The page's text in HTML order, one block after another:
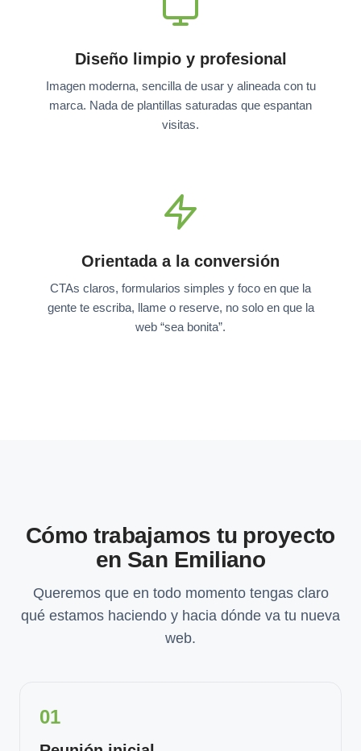
Diseño limpio y profesional
Imagen moderna, sencilla de usar y alineada con tu
marca. Nada de plantillas saturadas que espantan
visitas.
Orientada a la conversión
CTAs claros, formularios simples y foco en que la
gente te escriba, llame o reserve, no solo en que la
web “sea bonita”.
Cómo trabajamos tu proyecto
en San Emiliano
Queremos que en todo momento tengas claro
qué estamos haciendo y hacia dónde va tu nueva
web.
01